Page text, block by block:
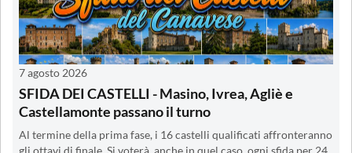
7 agosto 2026
SFIDA DEI CASTELLI - Masino, Ivrea, Agliè e
Castellamonte passano il turno
Al termine della prima fase, i 16 castelli qualificati affronteranno